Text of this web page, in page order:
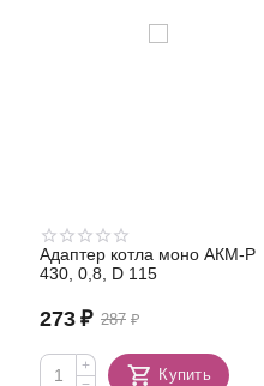
Адаптер котла моно АКМ-Р
430, 0,8, D 115
287 ₽
273 ₽
+
Купить